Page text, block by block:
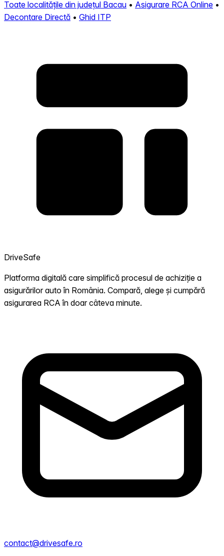
Toate localitățile din județul Bacau • Asigurare RCA Online •
Decontare Directă • Ghid ITP
DriveSafe
Platforma digitală care simplifică procesul de achiziție a
asigurărilor auto în România. Compară, alege și cumpără
asigurarea RCA în doar câteva minute.
contact@drivesafe.ro